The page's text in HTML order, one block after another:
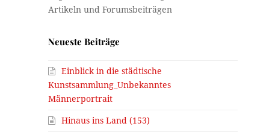
Neueste Beiträge
Einblick in die städtische
Kunstsammlung_Unbekanntes
Männerportrait
Hinaus ins Land (153)